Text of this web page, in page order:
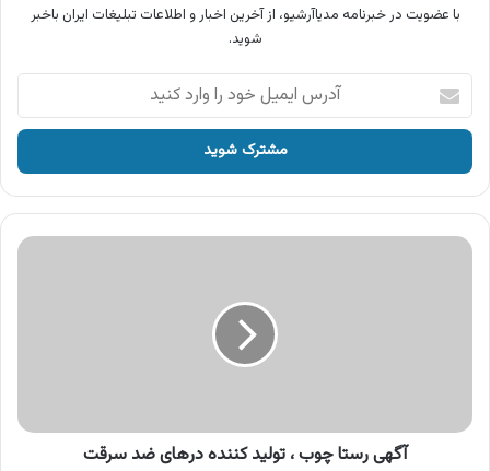
با عضویت در خبرنامه مدیاآرشیو، از آخرین اخبار و اطلاعات تبلیغات ایران باخبر
شوید.
آدرس
ایمیل
خود
وارد
کنید
آگهی
سرقت
آگهی رستا چوب ، تولید کننده درهای ضد سرقت